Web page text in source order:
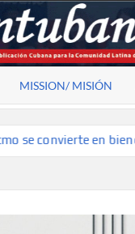
MISSION/ MISIÓN
en bienestar